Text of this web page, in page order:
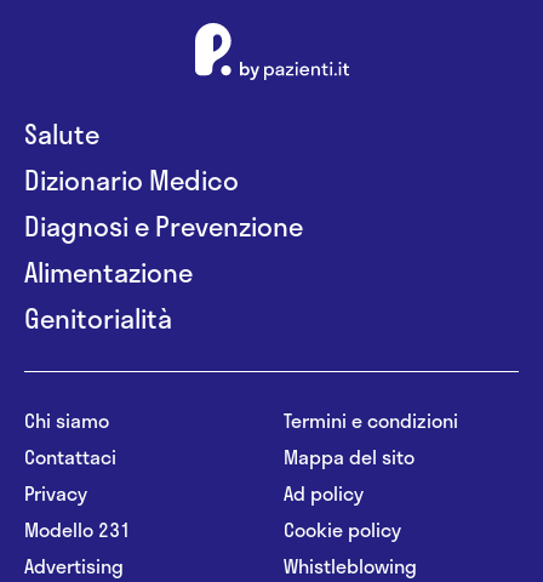
Salute
Dizionario Medico
Diagnosi e Prevenzione
Alimentazione
Genitorialità
Chi siamo
Contattaci
Privacy
Modello 231
Advertising
Termini e condizioni
Mappa del sito
Ad policy
Cookie policy
Whistleblowing